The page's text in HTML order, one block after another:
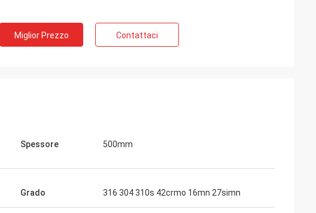
Miglior Prezzo Contattaci
Spessore 500mm
Grado 316 304 310s 42crmo 16mn 27simn